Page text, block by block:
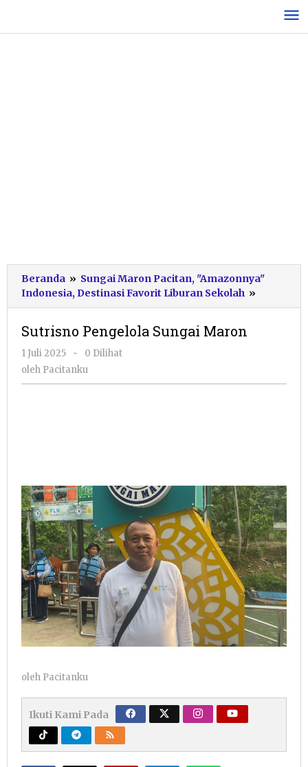
konten
Beranda » Sungai Maron Pacitan, "Amazonnya"
Indonesia, Destinasi Favorit Liburan Sekolah »
Pengelola
Sutrisno Pengelola Sungai Maron
1 Juli 2025
oleh
Pacitanku
-
0 Dilihat
oleh Pacitanku
oleh Pacitanku
Ikuti Kami Pada